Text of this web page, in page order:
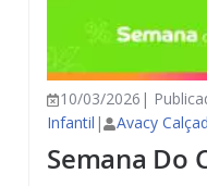
10/03/2026|
Infantil | Avacy
Semana Do